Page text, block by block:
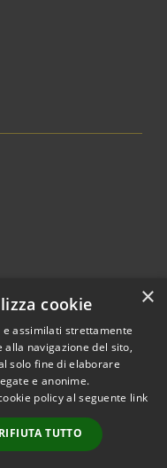
© 2026 • Comune di
Certaldo • Powered by
Municipium•
Accesso
redazione
×
cookie
e assimilati strettamente
navigazione del sito,
solo fine di elaborare
e anonime.
policy al seguente link
RIFIUTA TUTTO